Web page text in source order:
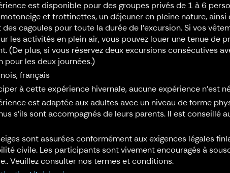
est disponible pour des groupes privés de 1 à 6
et trottinettes, un déjeuner en pleine nature,
cagoules pour toute la durée de l’excursion. Si vos
les activités en plein air, vous pouvez louer une tenue de
(De plus, si vous réservez deux excursions consécutives
pour les deux journées.)
français
à cette expérience hivernale, aucune expérience n'est
est adaptée aux adultes avec un niveau de forme
s'ils sont accompagnés de leurs parents. Il est conseillé
sont assurées conformément aux exigences légales
civile. Les participants sont vivement encouragés à
Veuillez consulter nos termes et conditions.